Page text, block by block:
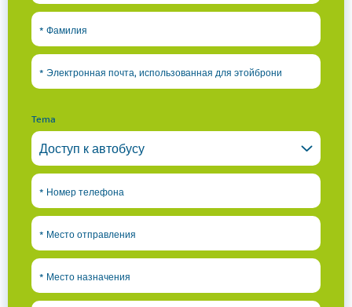
* Фамилия
* Электронная почта, использованная для этойброни
Tema
* Номер телефона
* Место отправления
* Место назначения